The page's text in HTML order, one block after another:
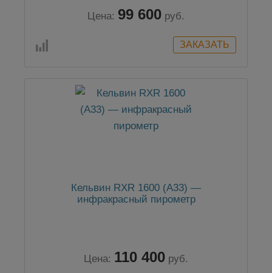
Цена: 99 600 руб.
Кельвин RXR 1600 (А33) —
инфракрасный пирометр
Цена: 110 400 руб.